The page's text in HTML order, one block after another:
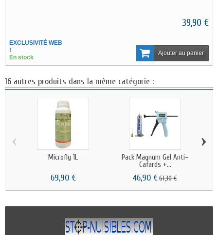
39,90 €
EXCLUSIVITÉ WEB
!
En stock
Ajouter au panier
16 autres produits dans la même catégorie :
Microfly 1L
69,90 €
Pack Magnum Gel Anti-
Cafards +...
46,90 €61,30 €
‹ ›